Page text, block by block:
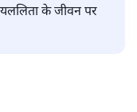
के जीवन पर